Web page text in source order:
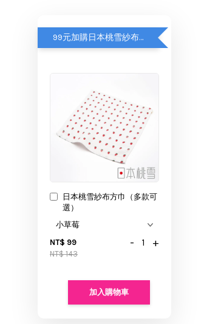
99元加購日本桃雪紗布方巾
日本桃雪紗布方巾（多款可
選）
NT$ 99
NT$ 143
- +
加入購物車